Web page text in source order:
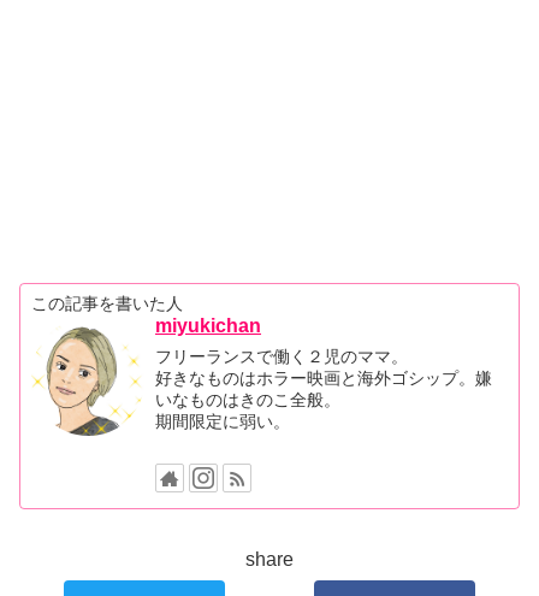
この記事を書いた人
miyukichan
フリーランスで働く２児のママ。
好きなものはホラー映画と海外ゴシップ。嫌
いなものはきのこ全般。
期間限定に弱い。
share